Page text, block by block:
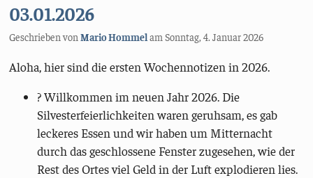
03.01.2026
Geschrieben vonMario HommelamSonntag, 4. Januar 2026
Aloha, hier sind die ersten Wochennotizen in 2026.
? Willkommen im neuen Jahr 2026. Die
Silvesterfeierlichkeiten waren geruhsam, es gab
leckeres Essen und wir haben um Mitternacht
durch das geschlossene Fenster zugesehen, wie der
Rest des Ortes viel Geld in der Luft explodieren lies.